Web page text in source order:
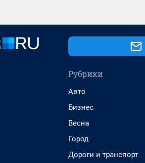
Рубрики
Авто
Бизнес
Весна
Город
Дороги и транспорт